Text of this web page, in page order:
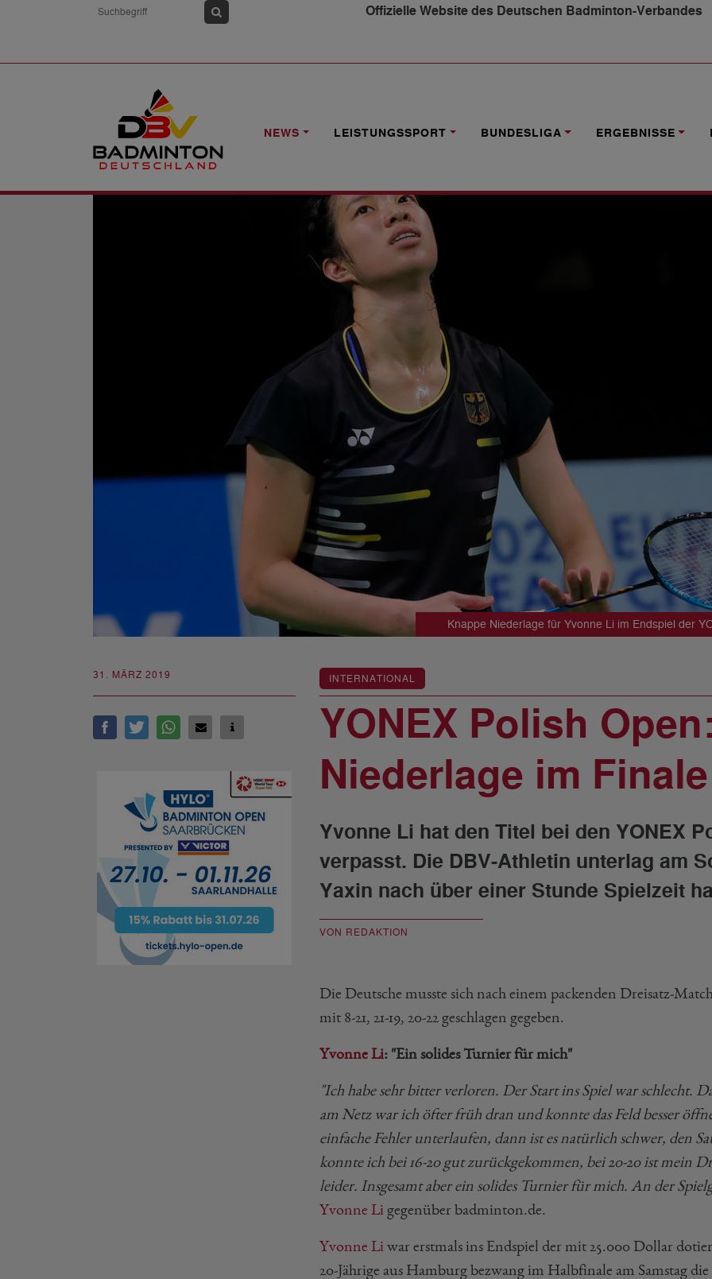
Offizielle Website des Deutschen Badminton-Verbandes
NEWS LEISTUNGSSPORT BUNDESLIGA ERGEBNISSE
NEWS
Knappe Niederlage für Yvonne Li im Endspiel der
31. MÄRZ 2019 INTERNATIONAL
YONEX Polish
Niederlage im Finale
Yvonne Li hat den Titel bei den YONEX
verpasst. Die DBV-Athletin unterlag am
Yaxin nach über einer Stunde Spielzeit
VON REDAKTION
Die Deutsche musste sich nach einem packenden Dreisatz-
mit 8-21, 21-19, 20-22 geschlagen gegeben.
Yvonne Li: "Ein solides Turnier für mich"
"Ich habe sehr bitter verloren. Der Start ins Spiel war schlecht.
am Netz war ich öfter früh dran und konnte das Feld besser
einfache Fehler unterlaufen, dann ist es natürlich schwer, den
konnte ich bei 16-20 gut zurückgekommen, bei 20-20 ist mein
leider. Insgesamt aber ein solides Turnier für mich. An der
Yvonne Li gegenüber badminton.de.
Yvonne Li war erstmals ins Endspiel der mit 25.000 Dollar
20-Jährige aus Hamburg bezwang im Halbfinale am Samstag